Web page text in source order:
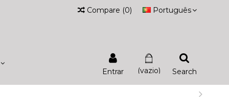
Português
Compare (0)
Search
(vazio)
Entrar